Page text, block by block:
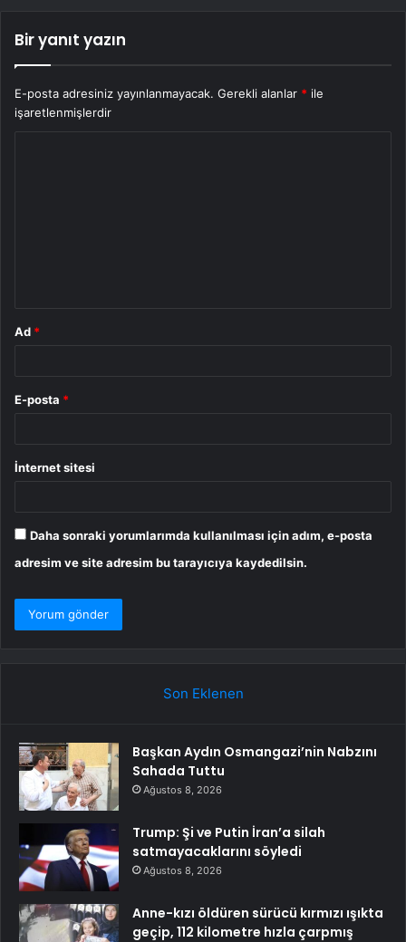
Bir yanıt yazın
E-posta adresiniz yayınlanmayacak. Gerekli alanlar * ile
işaretlenmişlerdir
Ad *
E-posta *
İnternet sitesi
Daha sonraki yorumlarımda kullanılması için adım, e-posta
adresim ve site adresim bu tarayıcıya kaydedilsin.
Son Eklenen
Başkan Aydın Osmangazi’nin Nabzını
Sahada Tuttu
Ağustos 8, 2026
Trump: Şi ve Putin İran’a silah
satmayacaklarını söyledi
Ağustos 8, 2026
Anne-kızı öldüren sürücü kırmızı ışıkta
geçip, 112 kilometre hızla çarpmış